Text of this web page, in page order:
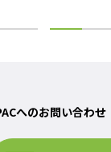
へのお問い合わせ